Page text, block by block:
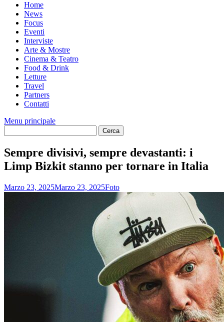
Home
News
Focus
Eventi
Interviste
Arte & Mostre
Cinema & Teatro
Food & Drink
Letture
Travel
Partners
Contatti
Menu principale
Sempre divisivi, sempre devastanti: i
Limp Bizkit stanno per tornare in Italia
Marzo 23, 2025Marzo 23, 2025Foto